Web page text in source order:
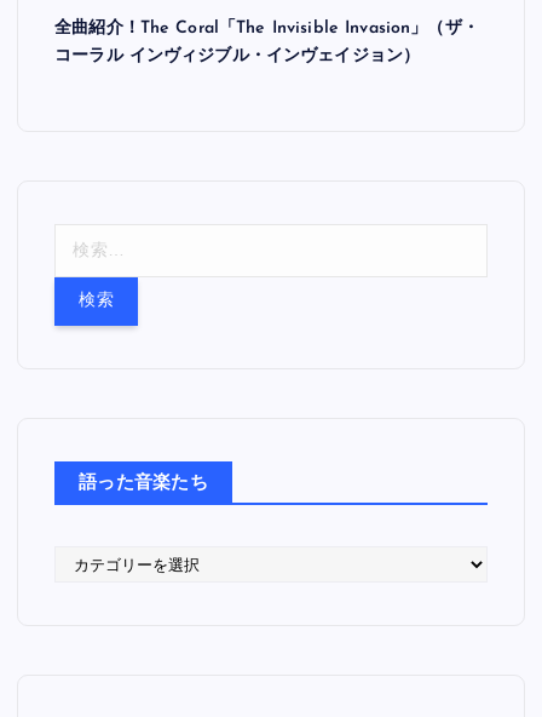
全曲紹介！The Coral「The Invisible Invasion」（ザ・
コーラル インヴィジブル・インヴェイジョン）
語った音楽たち